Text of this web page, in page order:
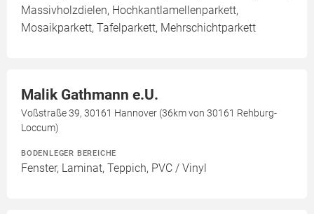
Massivholzdielen, Hochkantlamellenparkett,
Mosaikparkett, Tafelparkett, Mehrschichtparkett
Malik Gathmann e.U.
Voßstraße 39, 30161 Hannover (36km von 30161 Rehburg-
Loccum)
BODENLEGER BEREICHE
Fenster, Laminat, Teppich, PVC / Vinyl